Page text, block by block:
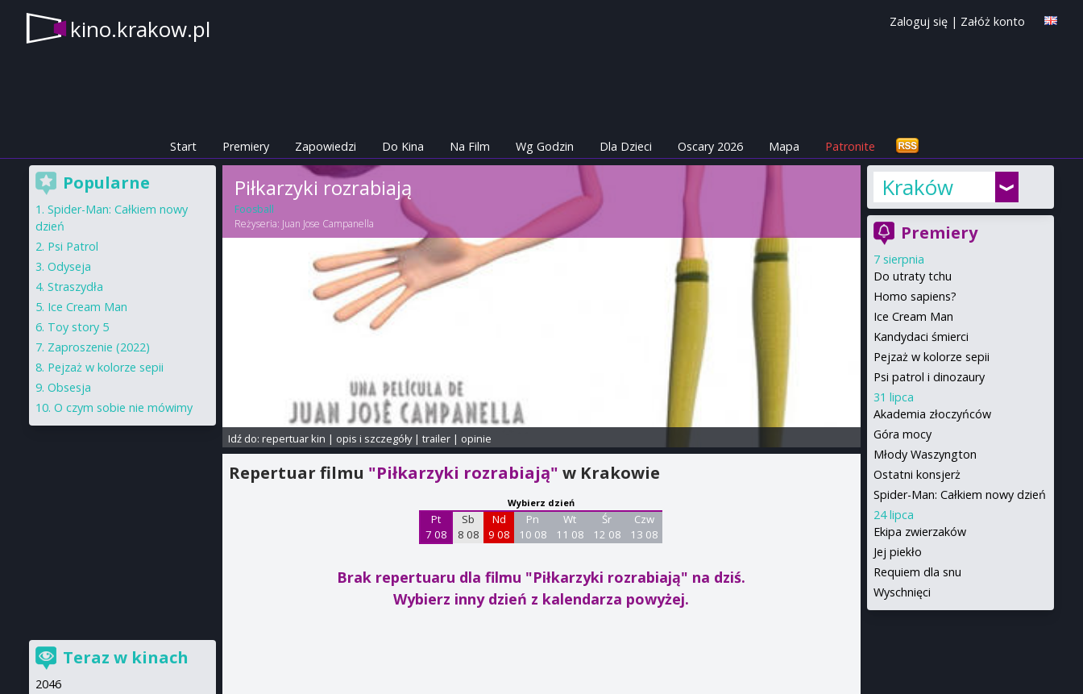
kino.krakow.pl Zaloguj się | Załóż konto
Start Premiery Zapowiedzi Do Kina Na Film Wg Godzin Dla Dzieci Oscary 2026 Mapa Patronite
Piłkarzyki rozrabiają
Foosball
Reżyseria: Juan Jose Campanella
Idź do: repertuar kin | opis i szczegóły| trailer| opinie
Repertuar filmu "Piłkarzyki rozrabiają"w Krakowie
Wybierz dzień
Pt
7 08
Sb
8 08
Nd
9 08
Pn
10 08
Wt
11 08
Śr
12 08
Czw
13 08
Brak repertuaru dla filmu "Piłkarzyki rozrabiają" na dziś.
Wybierz inny dzień z kalendarza powyżej.
Kraków
Premiery
7 sierpnia
Do utraty tchu
Homo sapiens?
Ice Cream Man
Kandydaci śmierci
Pejzaż w kolorze sepii
Psi patrol i dinozaury
31 lipca
Akademia złoczyńców
Góra mocy
Młody Waszyngton
Ostatni konsjerż
Spider-Man: Całkiem nowy dzień
24 lipca
Ekipa zwierzaków
Jej piekło
Requiem dla snu
Wyschnięci
Popularne
Spider-Man: Całkiem nowy
dzień
Psi Patrol
Odyseja
Straszydła
Ice Cream Man
Toy story 5
Zaproszenie (2022)
Pejzaż w kolorze sepii
Obsesja
O czym sobie nie mówimy
Teraz w kinach
2046